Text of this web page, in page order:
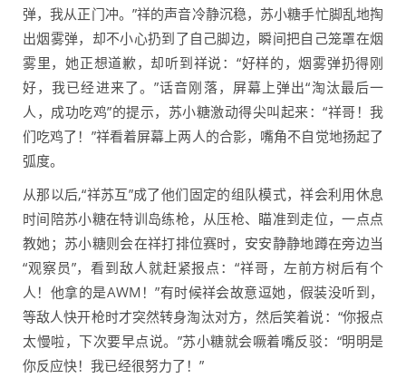
弹，我从正门冲。”祥的声音冷静沉稳，苏小糖手忙脚乱地掏
出烟雾弹，却不小心扔到了自己脚边，瞬间把自己笼罩在烟
雾里，她正想道歉，却听到祥说：“好样的，烟雾弹扔得刚
好，我已经进来了。”话音刚落，屏幕上弹出“淘汰最后一
人，成功吃鸡”的提示，苏小糖激动得尖叫起来：“祥哥！我
们吃鸡了！”祥看着屏幕上两人的合影，嘴角不自觉地扬起了
弧度。
从那以后,“祥苏互”成了他们固定的组队模式，祥会利用休息
时间陪苏小糖在特训岛练枪，从压枪、瞄准到走位，一点点
教她；苏小糖则会在祥打排位赛时，安安静静地蹲在旁边当
“观察员”，看到敌人就赶紧报点：“祥哥，左前方树后有个
人！他拿的是AWM！”有时候祥会故意逗她，假装没听到，
等敌人快开枪时才突然转身淘汰对方，然后笑着说：“你报点
太慢啦，下次要早点说。”苏小糖就会噘着嘴反驳：“明明是
你反应快！我已经很努力了！”